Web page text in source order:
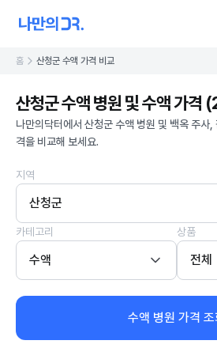
홈 산청군 수액 가격 비교
산청군 수액 병원 및 수액 가격
나만의닥터에서 산청군 수액 병원 및 백옥 주사
격을 비교해 보세요.
지역
산청군
카테고리
수액
상품
전체
수액 병원 가격 조